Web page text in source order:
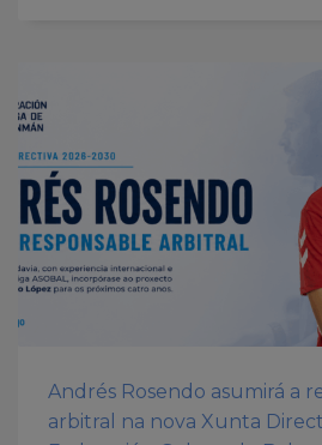
Andrés Rosendo asumirá a
arbitral na nova Xunta